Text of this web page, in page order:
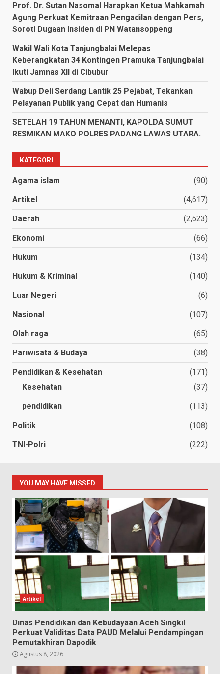
Prof. Dr. Sutan Nasomal Harapkan Ketua Mahkamah
Agung Perkuat Kemitraan Pengadilan dengan Pers,
Soroti Dugaan Insiden di PN Watansoppeng
Wakil Wali Kota Tanjungbalai Melepas
Keberangkatan 34 Kontingen Pramuka Tanjungbalai
Ikuti Jamnas XII di Cibubur
Wabup Deli Serdang Lantik 25 Pejabat, Tekankan
Pelayanan Publik yang Cepat dan Humanis
SETELAH 19 TAHUN MENANTI, KAPOLDA SUMUT
RESMIKAN MAKO POLRES PADANG LAWAS UTARA.
KATEGORI
Agama islam (90)
Artikel (4,617)
Daerah (2,623)
Ekonomi (66)
Hukum (134)
Hukum & Kriminal (140)
Luar Negeri (6)
Nasional (107)
Olah raga (65)
Pariwisata & Budaya (38)
Pendidikan & Kesehatan
(171)
Kesehatan
(37)
pendidikan (113)
Politik (108)
TNI-Polri (222)
YOU MAY HAVE MISSED
Artikel
Dinas Pendidikan dan Kebudayaan Aceh Singkil
Perkuat Validitas Data PAUD Melalui Pendampingan
Pemutakhiran Dapodik
Agustus 8, 2026